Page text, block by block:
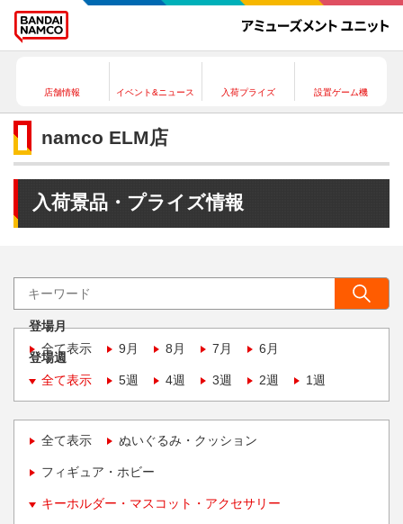
店舗情報 イベント&ニュース 入荷プライズ 設置ゲーム機
namco ELM店
入荷景品・プライズ情報
登場月
全て表示
9月 8月 7月 6月
登場週
全て表示
5週 4週 3週 2週 1週
全て表示 ぬいぐるみ・クッション
フィギュア・ホビー
キーホルダー・マスコット・アクセサリー